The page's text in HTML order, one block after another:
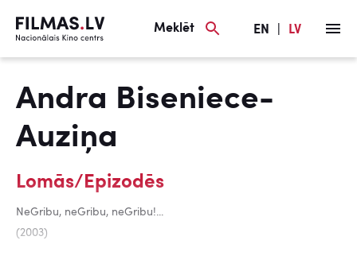
Meklēt EN LV
Andra Biseniece-
Auziņa
Lomās/Epizodēs
NeGribu, neGribu, neGribu!...
(2003)